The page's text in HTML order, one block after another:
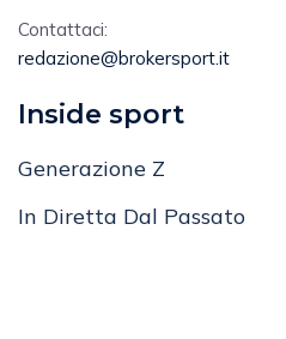
Contattaci:
redazione@brokersport.it
Inside sport
Generazione Z
In Diretta Dal Passato